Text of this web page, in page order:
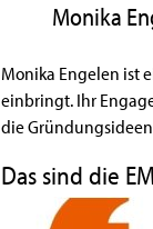
Monika
Monika Engelen ist
einbringt. Ihr
die
Das sind die